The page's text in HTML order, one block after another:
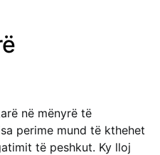
në mënyrë të
perime mund të kthehet
të peshkut. Ky lloj